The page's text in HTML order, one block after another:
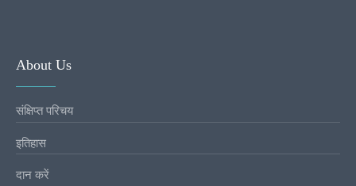
About Us
संक्षिप्त परिचय
इतिहास
दान करें